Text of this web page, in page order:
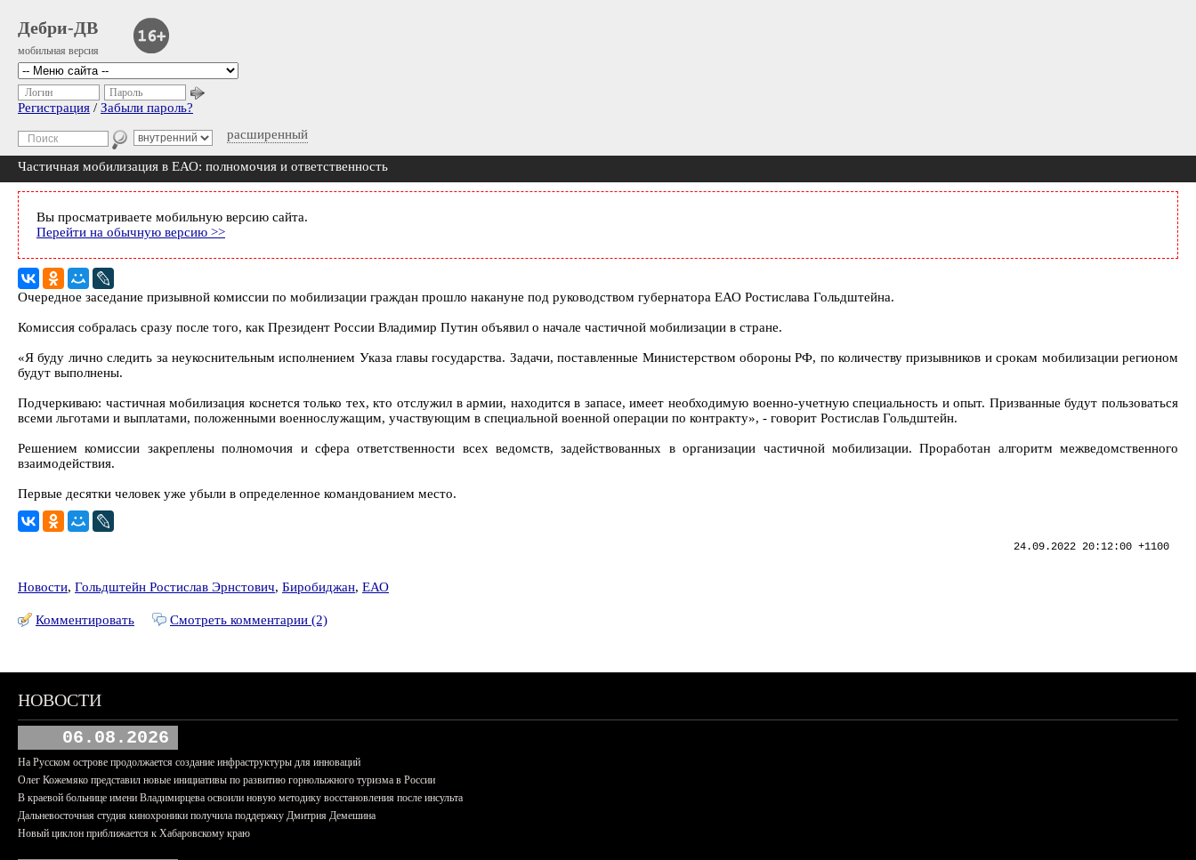
Дебри-ДВ
мобильная версия
расширенный
Логин Пароль
Регистрация / Забыли пароль?
Частичная мобилизация в ЕАО: полномочия и ответственность
Вы просматриваете мобильную версию сайта.
Перейти на обычную версию >>
Очередное заседание призывной комиссии по мобилизации граждан прошло накануне под руководством губернатора ЕАО Ростислава Гольдштейна.
Комиссия собралась сразу после того, как Президент России Владимир Путин объявил о начале частичной мобилизации в стране.
«Я буду лично следить за неукоснительным исполнением Указа главы государства. Задачи, поставленные Министерством обороны РФ, по количеству призывников и срокам мобилизации регионом
будут выполнены.
Подчеркиваю: частичная мобилизация коснется только тех, кто отслужил в армии, находится в запасе, имеет необходимую военно-учетную специальность и опыт. Призванные будут пользоваться
всеми льготами и выплатами, положенными военнослужащим, участвующим в специальной военной операции по контракту», - говорит Ростислав Гольдштейн.
Решением комиссии закреплены полномочия и сфера ответственности всех ведомств, задействованных в организации частичной мобилизации. Проработан алгоритм межведомственного
взаимодействия.
Первые десятки человек уже убыли в определенное командованием место.
24.09.2022 20:12:00 +1100
Новости, Гольдштейн Ростислав Эрнстович, Биробиджан, ЕАО
Комментировать Смотреть комментарии (2)
НОВОСТИ
06.08.2026
На Русском острове продолжается создание инфраструктуры для инноваций
Олег Кожемяко представил новые инициативы по развитию горнолыжного туризма в России
В краевой больнице имени Владимирцева освоили новую методику восстановления после инсульта
Дальневосточная студия кинохроники получила поддержку Дмитрия Демешина
Новый циклон приближается к Хабаровскому краю